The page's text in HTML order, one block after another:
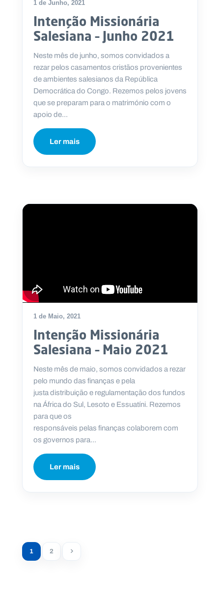
1 de Junho, 2021
Intenção Missionária
Salesiana – Junho 2021
Neste mês de junho, somos convidados a
rezar pelos casamentos cristãos provenientes
de ambientes salesianos da República
Democrática do Congo. Rezemos pelos jovens
que se preparam para o matrimónio com o
apoio de...
Ler mais
1 de Maio, 2021
Intenção Missionária
Salesiana – Maio 2021
Neste mês de maio, somos convidados a rezar
pelo mundo das finanças e pela
justa distribuição e regulamentação dos fundos
na África do Sul, Lesoto e Essuatíni. Rezemos
para que os
responsáveis pelas finanças colaborem com
os governos para...
Ler mais
1 2